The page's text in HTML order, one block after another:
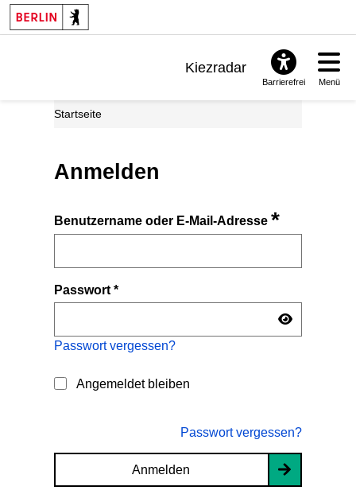
Kiezradar
Barrierefrei Menü
Startseite
Anmelden
Benutzername oder E-Mail-Adresse*
Passwort*
Passwort vergessen?
Angemeldet bleiben
Passwort vergessen?
Anmelden